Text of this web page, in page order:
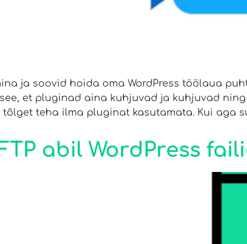
ja soovid hoida oma WordPress töölaua
et pluginad aina kuhjuvad ja kuhjuvad
teha ilma pluginat kasutamata. Kui aga
abil WordPress